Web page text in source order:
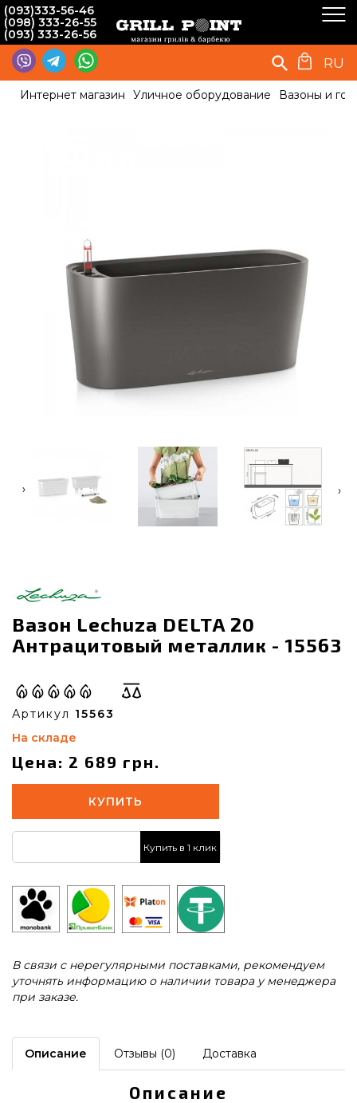
(093)333-56-46
(098) 333-26-55
(093) 333-26-56
RU
Интернет магазин Уличное оборудование Вазоны и
‹ ›
Вазон Lechuza DELTA 20
Антрацитовый металлик - 15563
Артикул 15563
На складе
Цена: 2 689 грн.
КУПИТЬ
Купить в 1 клик
В связи с нерегулярными поставками, рекомендуем
уточнять информацию о наличии товара у менеджера
при заказе.
Описание Отзывы (0) Доставка
Описание